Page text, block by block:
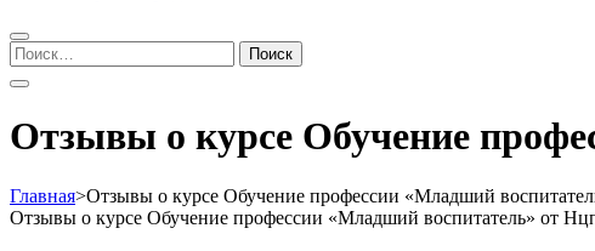
Найти:
Отзывы о курсе Обучение
Главная>Отзывы о курсе Обучение профессии «Младший
Отзывы о курсе Обучение профессии «Младший воспитатель» от